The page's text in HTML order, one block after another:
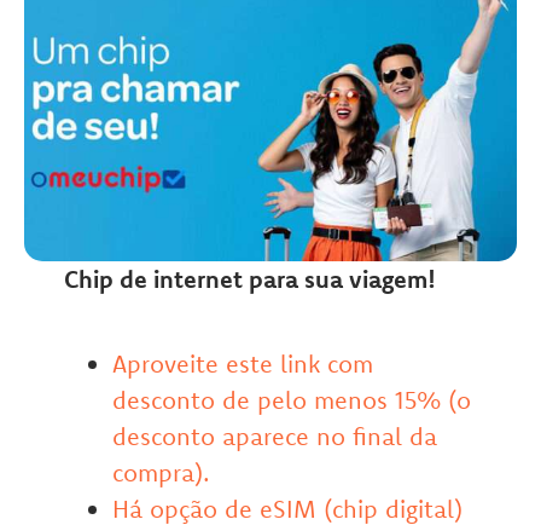
Chip de internet para sua viagem!
Aproveite este link com
desconto de pelo menos 15% (o
desconto aparece no final da
compra).
Há opção de eSIM (chip digital)